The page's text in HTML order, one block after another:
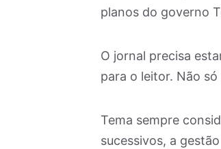
planos do governo
O jornal precisa
para o leitor. Não
Tema sempre
sucessivos, a